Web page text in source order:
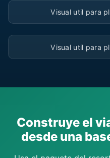
Visual util para
Visual util para
Construye el
desde una